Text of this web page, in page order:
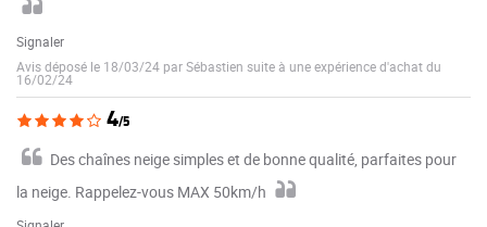
Signaler
Avis déposé le 18/03/24 par Sébastien suite à une expérience d'achat du
16/02/24
4/5
Des chaînes neige simples et de bonne qualité, parfaites pour
la neige. Rappelez-vous MAX 50km/h